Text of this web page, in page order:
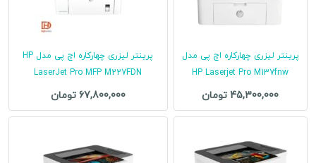
پرینتر لیزری چهارکاره اچ پی مدل
HP Laserjet Pro M137fnw
45,300,000 تومان
پرینتر لیزری چهارکاره اچ پی مدل HP
LaserJet Pro MFP M227FDN
67,800,000 تومان